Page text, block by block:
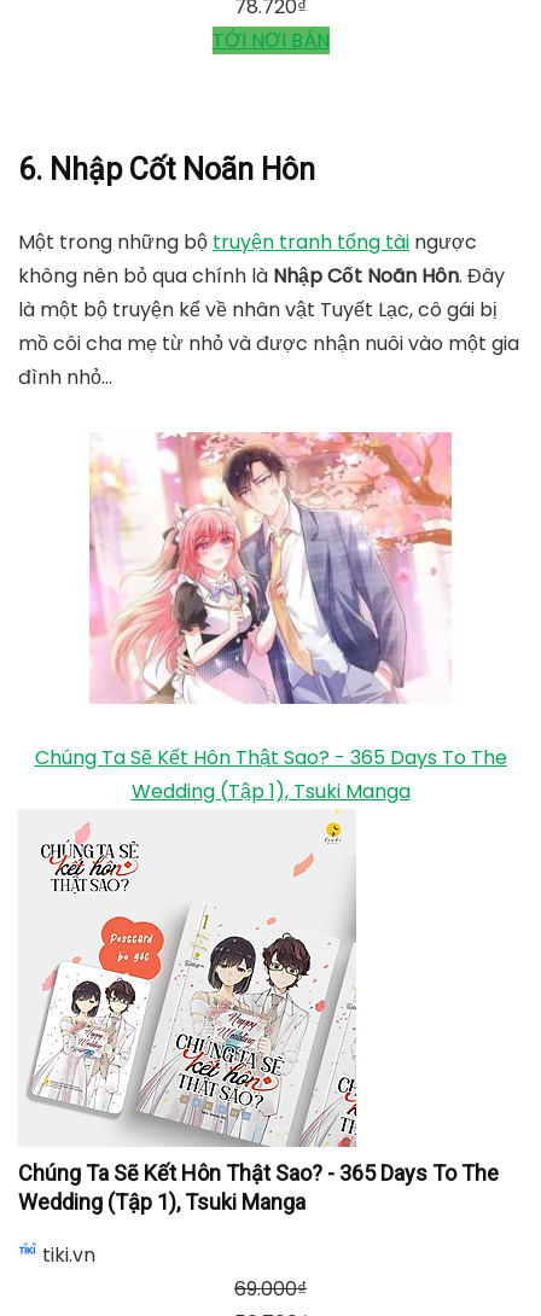
78.720₫
TỚI NƠI BÁN
6. Nhập Cốt Noãn Hôn
Một trong những bộ truyện tranh tổng tài ngược
không nên bỏ qua chính là Nhập Cốt Noãn Hôn. Đây
là một bộ truyện kể về nhân vật Tuyết Lạc, cô gái bị
mồ côi cha mẹ từ nhỏ và được nhận nuôi vào một gia
đình nhỏ…
Chúng Ta Sẽ Kết Hôn Thật Sao? - 365 Days To The
Wedding (Tập 1), Tsuki Manga
Chúng Ta Sẽ Kết Hôn Thật Sao? - 365 Days To The
Wedding (Tập 1), Tsuki Manga
tiki.vn
69.000₫